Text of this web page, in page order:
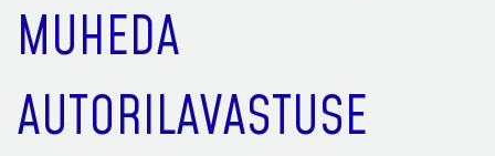
MUHEDA
AUTORILAVASTUSE